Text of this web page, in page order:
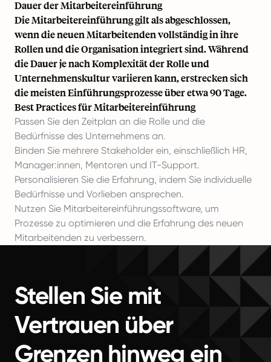
Dauer der Mitarbeitereinführung
Die Mitarbeitereinführung gilt als abgeschlossen,
wenn die neuen Mitarbeitenden vollständig in ihre
Rollen und die Organisation integriert sind. Während
die Dauer je nach Komplexität der Rolle und
Unternehmenskultur variieren kann, erstrecken sich
die meisten Einführungsprozesse über etwa 90 Tage.
Best Practices für Mitarbeitereinführung
Passen Sie den Zeitplan an die Rolle und die
Bedürfnisse des Unternehmens an.
Binden Sie mehrere Stakeholder ein, einschließlich HR,
Manager:innen, Mentoren und IT-Support.
Personalisieren Sie die Erfahrung, indem Sie individuelle
Bedürfnisse und Vorlieben ansprechen.
Nutzen Sie Mitarbeitereinführungssoftware, um
Prozesse zu optimieren und die Erfahrung des neuen
Mitarbeitenden zu verbessern.
Stellen Sie mit
Vertrauen über
Grenzen hinweg ein